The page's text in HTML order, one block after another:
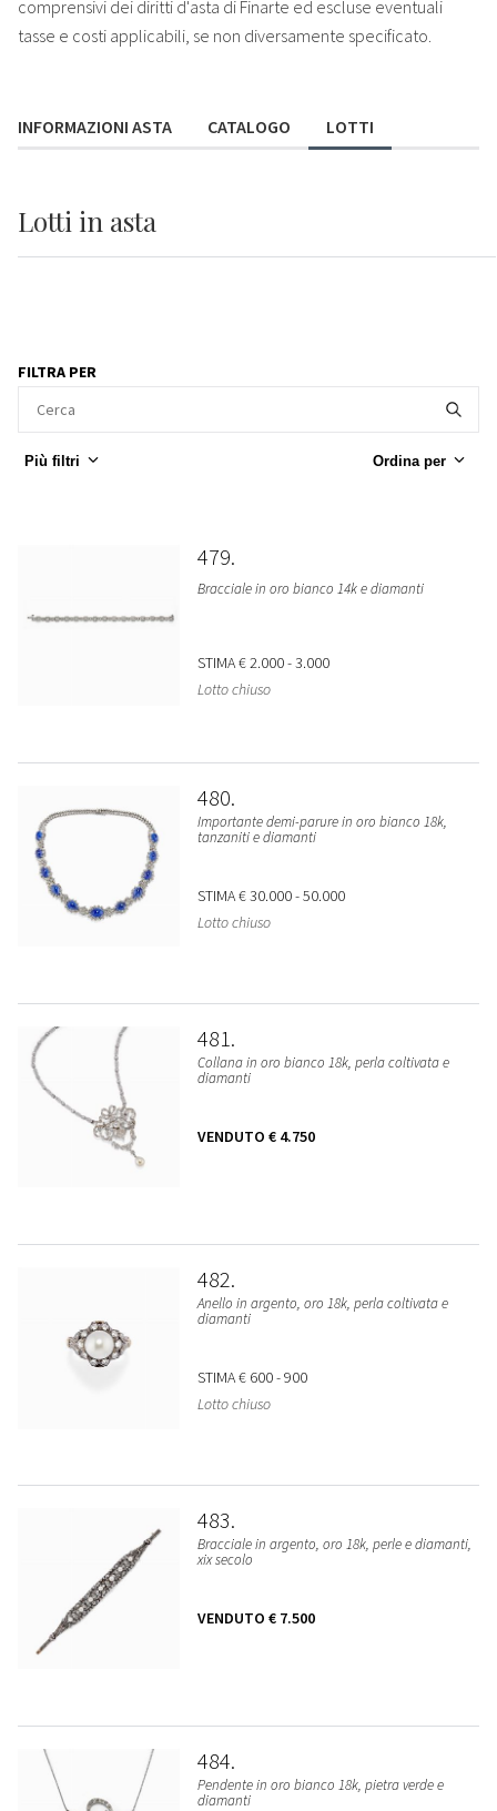
comprensivi dei diritti d'asta di Finarte ed escluse eventuali
tasse e costi applicabili, se non diversamente specificato.
INFORMAZIONI ASTA CATALOGO LOTTI
Lotti in asta
FILTRA PER
Più filtri Ordina per
479
Bracciale in oro bianco 14k e diamanti
STIMA€ 2.000 - 3.000
Lotto chiuso
480
Importante demi-parure in oro bianco 18k,
tanzaniti e diamanti
STIMA€ 30.000 - 50.000
Lotto chiuso
481
Collana in oro bianco 18k, perla coltivata e
diamanti
VENDUTO € 4.750
482
Anello in argento, oro 18k, perla coltivata e
diamanti
STIMA€ 600 - 900
Lotto chiuso
483
Bracciale in argento, oro 18k, perle e diamanti,
xix secolo
VENDUTO € 7.500
484
Pendente in oro bianco 18k, pietra verde e
diamanti